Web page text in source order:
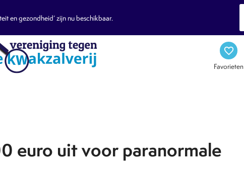
en gezondheid’ zijn nu beschikbaar.
favorite_border
Favorieten
euro uit voor paranormale